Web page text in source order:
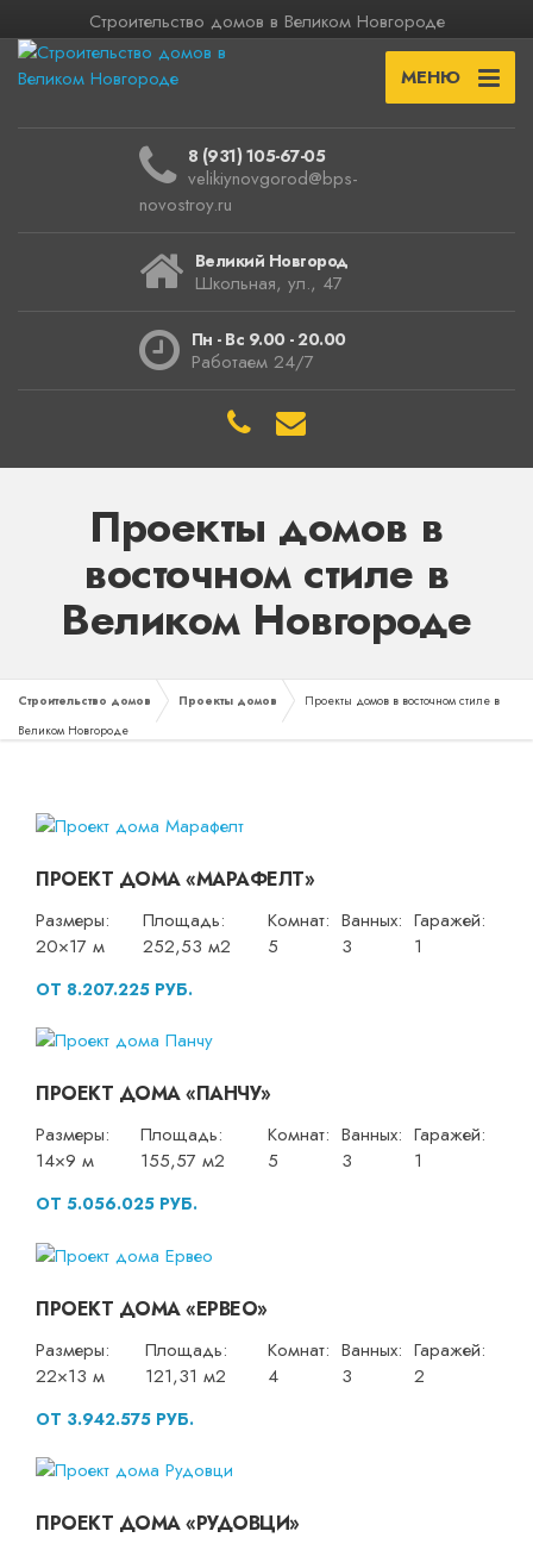
Строительство домов в Великом Новгороде
МЕНЮ
8 (931) 105-67-05
velikiynovgorod@bps-
novostroy.ru
Великий Новгород
Школьная, ул., 47
Пн - Вс 9.00 - 20.00
Работаем 24/7
Проекты домов в
восточном стиле в
Великом Новгороде
Строительство домов Проекты домов
Проекты домов в восточном стиле в
Великом Новгороде
ПРОЕКТ ДОМА «МАРАФЕЛТ»
Размеры:
20×17 м
Площадь:
252,53 м2
Комнат:
5
Ванных:
3
Гаражей:
1
ОТ 8.207.225 РУБ.
ПРОЕКТ ДОМА «ПАНЧУ»
Размеры:
14×9 м
Площадь:
155,57 м2
Комнат:
5
Ванных:
3
Гаражей:
1
ОТ 5.056.025 РУБ.
ПРОЕКТ ДОМА «ЕРВЕО»
Размеры:
22×13 м
Площадь:
121,31 м2
Комнат:
4
Ванных:
3
Гаражей:
2
ОТ 3.942.575 РУБ.
ПРОЕКТ ДОМА «РУДОВЦИ»